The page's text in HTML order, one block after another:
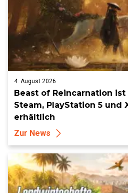
4. August 2026
Beast of Reincarnation
Steam, PlayStation 5 und
erhältlich
Zur News